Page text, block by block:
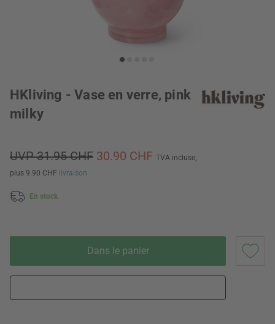
HKliving - Vase en verre, pink
milky
UVP 31.95 CHF 30.90 CHF TVA incluse,
plus 9.90 CHF livraison
En stock
Dans le panier